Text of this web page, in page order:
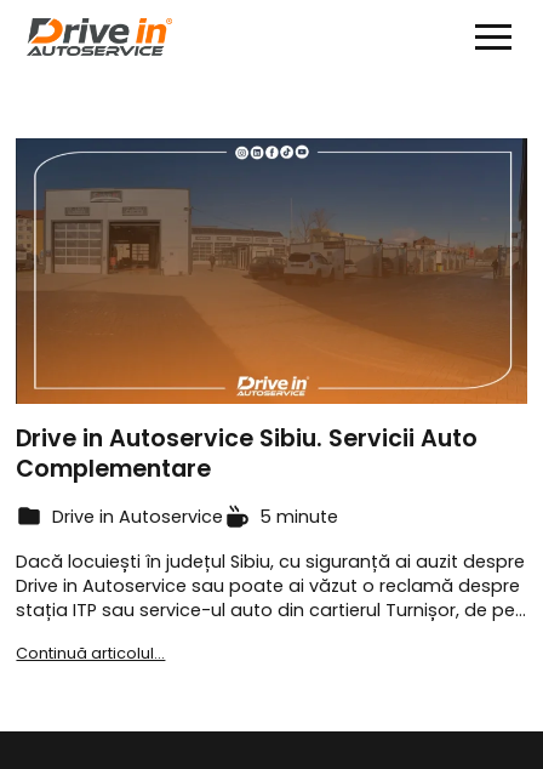
Drive in Autoservice Sibiu. Servicii Auto
Complementare
Drive in Autoservice
5 minute
Dacă locuiești în județul Sibiu, cu siguranță ai auzit despre
Drive in Autoservice sau poate ai văzut o reclamă despre
stația ITP sau service-ul auto din cartierul Turnișor, de pe…
Continuă articolul...